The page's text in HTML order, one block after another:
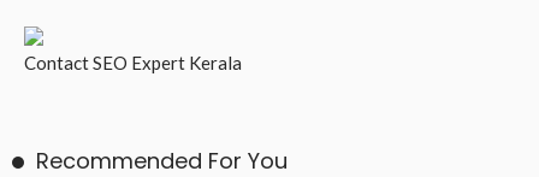
ContactSEO Expert Kerala
Recommended For You